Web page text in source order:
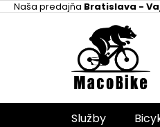
PrejsťNaša predajňa Bratislava -
Služby